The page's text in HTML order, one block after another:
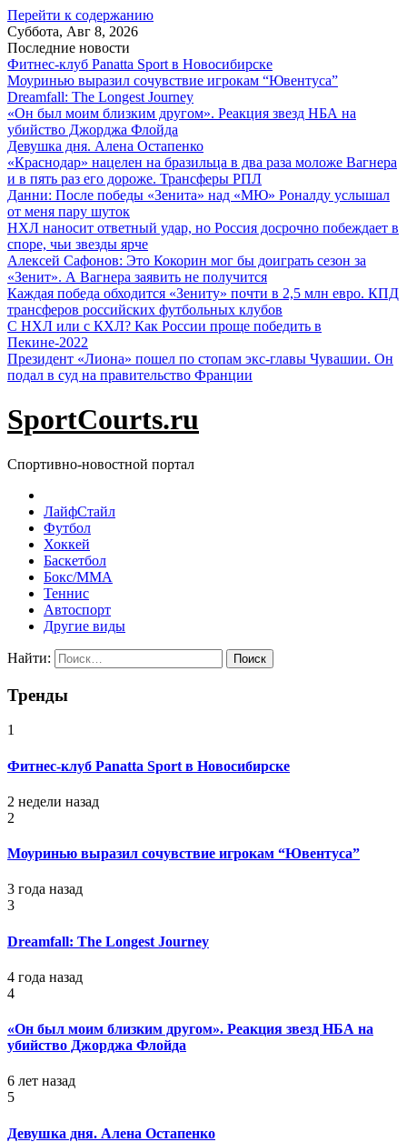
Перейти к содержанию
Суббота, Авг 8, 2026
Последние новости
Фитнес-клуб Panatta Sport в Новосибирске
Моуринью выразил сочувствие игрокам “Ювентуса”
Dreamfall: The Longest Journey
«Он был моим близким другом». Реакция звезд НБА на
убийство Джорджа Флойда
Девушка дня. Алена Остапенко
«Краснодар» нацелен на бразильца в два раза моложе Вагнера
и в пять раз его дороже. Трансферы РПЛ
Данни: После победы «Зенита» над «МЮ» Роналду услышал
от меня пару шуток
НХЛ наносит ответный удар, но Россия досрочно побеждает в
споре, чьи звезды ярче
Алексей Сафонов: Это Кокорин мог бы доиграть сезон за
«Зенит». А Вагнера заявить не получится
Каждая победа обходится «Зениту» почти в 2,5 млн евро. КПД
трансферов российских футбольных клубов
С НХЛ или с КХЛ? Как России проще победить в
Пекине-2022
Президент «Лиона» пошел по стопам экс-главы Чувашии. Он
подал в суд на правительство Франции
SportCourts.ru
Спортивно-новостной портал
ЛайфСтайл
Футбол
Хоккей
Баскетбол
Бокс/MMA
Теннис
Автоспорт
Другие виды
Найти:
Тренды
1
Фитнес-клуб Panatta Sport в Новосибирске
2 недели назад
2
Моуринью выразил сочувствие игрокам “Ювентуса”
3 года назад
3
Dreamfall: The Longest Journey
4 года назад
4
«Он был моим близким другом». Реакция звезд НБА на
убийство Джорджа Флойда
6 лет назад
5
Девушка дня. Алена Остапенко